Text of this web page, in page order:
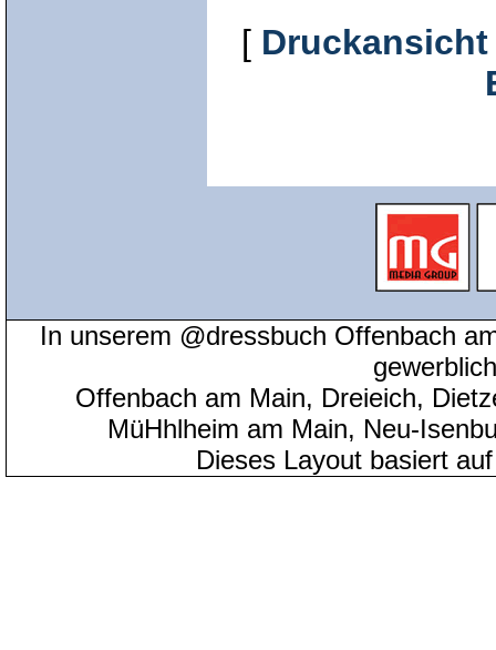
[ Druckansicht
In unserem @dressbuch Offenbach
Offenbach am Main, Dreieich,
MüHhlheim am Main, Neu-
Dieses Layout basiert